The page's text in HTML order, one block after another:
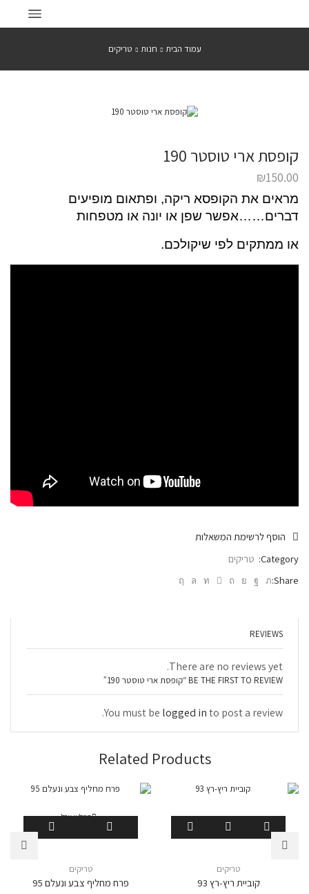
עמוד הבית חנות טריקים
קופסת ארי טוסטר 190
₪150.00
מראים את הקופסא ריקה, ופתאום מופיעים
דברים……אפשר שפן או יונה או מטפחות
או ממתקים לפי שיקולכם.
הוסף לרשימת המשאלות
Category: טריקים
Share:
REVIEWS
There are no reviews yet.
BE THE FIRST TO REVIEW “קופסת ארי טוסטר 190”
You must be logged into post a review.
Related Products
טריקים
קוביית ריץ-רץ 93
המלאי אזל
טריקים
פרח מחליף צבע ונעלם 95